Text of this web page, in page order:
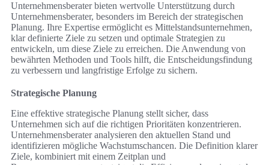
Unternehmensberater bieten wertvolle Unterstützung durch
Unternehmensberater, besonders im Bereich der strategischen
Planung. Ihre Expertise ermöglicht es Mittelstandsunternehmen,
klar definierte Ziele zu setzen und optimale Strategien zu
entwickeln, um diese Ziele zu erreichen. Die Anwendung von
bewährten Methoden und Tools hilft, die Entscheidungsfindung
zu verbessern und langfristige Erfolge zu sichern.
Strategische Planung
Eine effektive strategische Planung stellt sicher, dass
Unternehmen sich auf die richtigen Prioritäten konzentrieren.
Unternehmensberater analysieren den aktuellen Stand und
identifizieren mögliche Wachstumschancen. Die Definition klarer
Ziele, kombiniert mit einem Zeitplan und